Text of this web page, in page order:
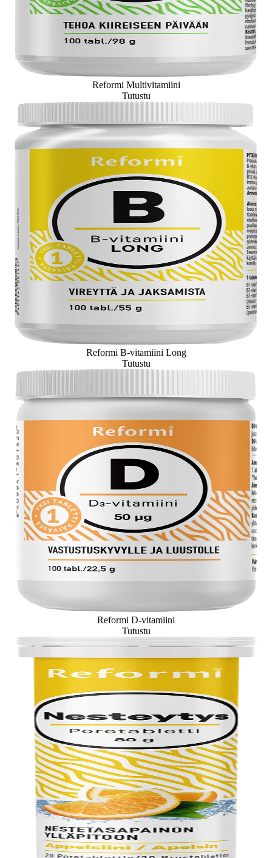
Reformi Multivitamiini
Tutustu
Reformi B-vitamiini Long
Tutustu
Reformi D-vitamiini
Tutustu